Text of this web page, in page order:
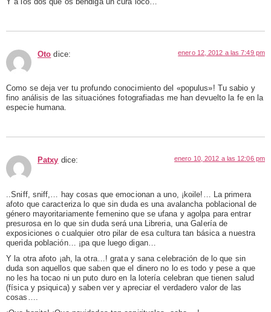
Oto dice: enero 12, 2012 a las 7:49 pm
Como se deja ver tu profundo conocimiento del «populus»! Tu sabio y
fino análisis de las situaciónes fotografiadas me han devuelto la fe en la
especie humana.
Patxy dice: enero 10, 2012 a las 12:06 pm
..Sniff, sniff,… hay cosas que emocionan a uno, ¡koile!… La primera
afoto que caracteriza lo que sin duda es una avalancha poblacional de
género mayoritariamente femenino que se ufana y agolpa para entrar
presurosa en lo que sin duda será una Libreria, una Galería de
exposiciones o cualquier otro pilar de esa cultura tan básica a nuestra
querida población… ¡pa que luego digan…
Y la otra afoto ¡ah, la otra…! grata y sana celebración de lo que sin
duda son aquellos que saben que el dinero no lo es todo y pese a que
no les ha tocao ni un puto duro en la lotería celebran que tienen salud
(física y psiquica) y saben ver y apreciar el verdadero valor de las
cosas….